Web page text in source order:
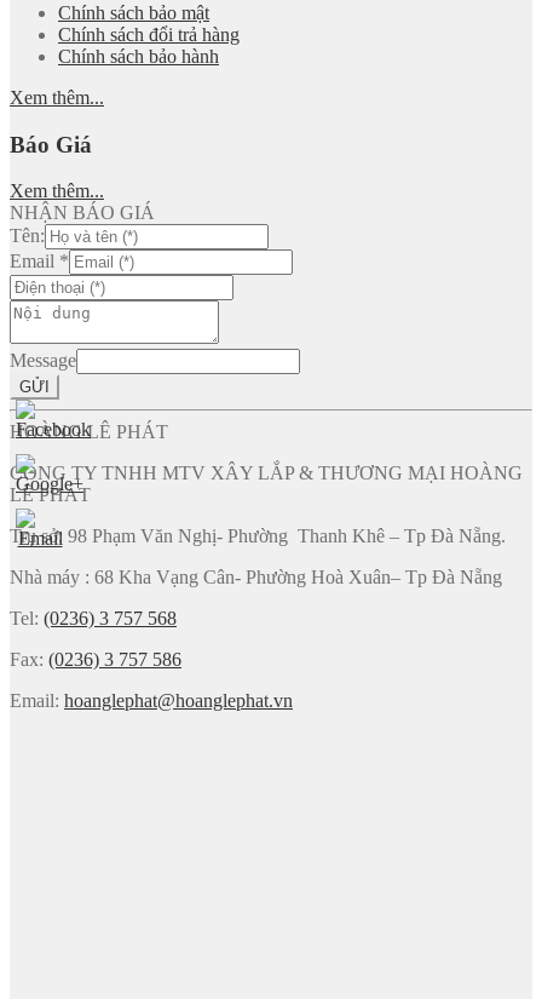
Chính sách bảo mật
Chính sách đổi trả hàng
Chính sách bảo hành
Xem thêm...
Báo Giá
Xem thêm...
NHẬN BÁO GIÁ
Tên:
Email *
Message
GỬI
HOÀNG LÊ PHÁT
CÔNG TY TNHH MTV XÂY LẮP & THƯƠNG MẠI HOÀNG
LÊ PHÁT
Trụ sở: 98 Phạm Văn Nghị- Phường Thanh Khê – Tp Đà Nẵng.
Nhà máy : 68 Kha Vạng Cân- Phường Hoà Xuân– Tp Đà Nẵng
Tel: (0236) 3 757 568
Fax: (0236) 3 757 586
Email: hoanglephat@hoanglephat.vn